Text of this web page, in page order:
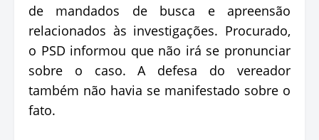
de mandados de busca e apreensão
relacionados às investigações. Procurado,
o PSD informou que não irá se pronunciar
sobre o caso. A defesa do vereador
também não havia se manifestado sobre o
fato.